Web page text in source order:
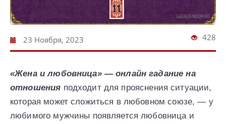
23 Ноября, 2023 428
«Жена и любовница» — онлайн гадание на
отношения подходит для прояснения ситуации,
которая может сложиться в любовном союзе, — у
любимого мужчины появляется любовница и